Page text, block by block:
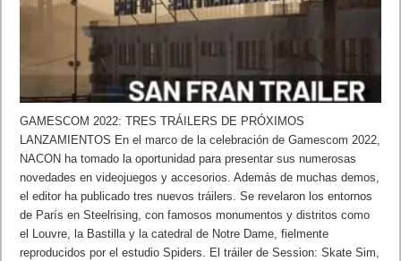
GAMESCOM 2022: TRES TRÁILERS DE PRÓXIMOS
LANZAMIENTOS En el marco de la celebración de Gamescom 2022,
NACON ha tomado la oportunidad para presentar sus numerosas
novedades en videojuegos y accesorios. Además de muchas demos,
el editor ha publicado tres nuevos tráilers. Se revelaron los entornos
de París en Steelrising, con famosos monumentos y distritos como
el Louvre, la Bastilla y la catedral de Notre Dame, fielmente
reproducidos por el estudio Spiders. El tráiler de Session: Skate Sim,